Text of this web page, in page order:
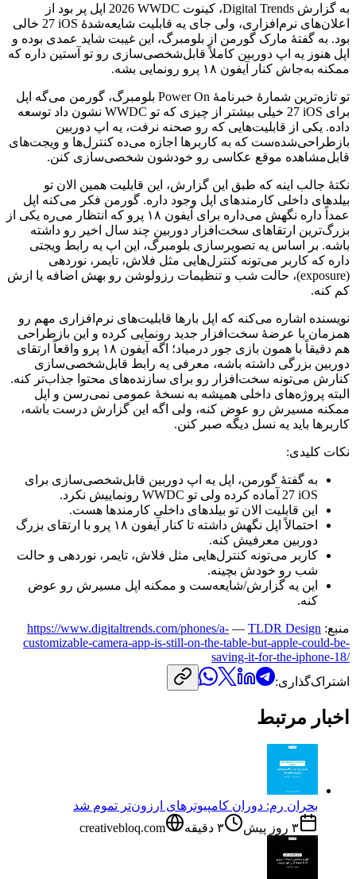
به گزارش Digital Trends، کینوت WWDC
2026 اپل پر بود از
اعلان‌های نرم‌افزاری، ولی جای یه قابلیت شایعه‌شدهٔ iOS
27 خالی
بود. به گفتهٔ مارک گورمن از بلومبرگ، این غیبت شاید عمدی بوده و
اپل هنوز یه اپ دوربین کاملاً قابل‌شخصی‌سازی رو تو آستین داره که
ممکنه به‌جاش کنار آیفون ۱۸ پرو رونمایی بشه.
تو تازه‌ترین شمارهٔ خبرنامهٔ Power On بلومبرگ، گورمن می‌گه اپل
برای iOS
27 خیلی بیشتر از چیزی که تو WWDC نشون داد توسعه
داده. یکی از قابلیت‌هایی که رو صحنه نرفت، یه اپ دوربین
بازطراحی‌شده‌ست که به کاربرها اجازه می‌ده کنترل‌ها و ویجت‌های
قابل‌مشاهده موقع عکاسی رو خودشون شخصی‌سازی کنن.
نکتهٔ جالب اینه که طبق این گزارش، این قابلیت همین الان تو
بیلدهای داخلی کارمندهای اپل وجود داره. گورمن فکر می‌کنه اپل
عمداً داره نگهش می‌داره برای آیفون ۱۸ پرو که انتظار می‌ره یکی از
بزرگ‌ترین ارتقاهای سخت‌افزار دوربین چند سال اخیر رو داشته
باشه. بر اساس یه تصویرسازی بلومبرگ، این اپ یه رابط ویجتی
داره که کاربر می‌تونه کنترل‌هایی مثل فلاش، تایمر، نوردهی
(exposure)، حالت شب و تنظیمات رزولوشن رو بهش اضافه یا ازش
کم کنه.
نویسنده اشاره می‌کنه که اپل بارها قابلیت‌های نرم‌افزاری مهم رو
همزمان با عرضهٔ سخت‌افزار جدید رونمایی کرده و این بازطراحی
هم دقیقاً با همون بازی جور درمیاد؛ اگه آیفون ۱۸ پرو واقعاً ارتقای
دوربین بزرگی داشته باشه، معرفی یه رابط قابل‌شخصی‌سازی
کنارش می‌تونه سخت‌افزار رو برای سازنده‌های محتوا جذاب‌تر کنه.
البته پروژه‌های داخلی همیشه به نسخهٔ عمومی نمی‌رسن و اپل
ممکنه مسیرش رو عوض کنه، ولی اگه این گزارش درست باشه،
کاربرها باید یه نسل دیگه صبر کنن.
نکات کلیدی:
به گفتهٔ گورمن، اپل یه اپ دوربین قابل‌شخصی‌سازی برای
iOS
27 آماده کرده ولی تو WWDC رونماییش نکرد.
این قابلیت الان تو بیلدهای داخلی کارمندها هست.
احتمالاً اپل نگهش داشته تا کنار آیفون ۱۸ پرو با ارتقای بزرگ
دوربین معرفیش کنه.
کاربر می‌تونه کنترل‌هایی مثل فلاش، تایمر، نوردهی و حالت
شب رو خودش بچینه.
این یه گزارش/شایعه‌ست و ممکنه اپل مسیرش رو عوض
کنه.
منبع: TLDR Design
—
https://www.digitaltrends.com/phones/a-
customizable-camera-app-is-still-on-the-table-but-apple-could-be-
saving-it-for-the-iphone-18/
اشتراک‌گذاری:
اخبار مرتبط
بحران رم: دوران کامپیوترهای ارزون‌تر تموم شد
۳ روز پیش
۳ دقیقه creativebloq.com